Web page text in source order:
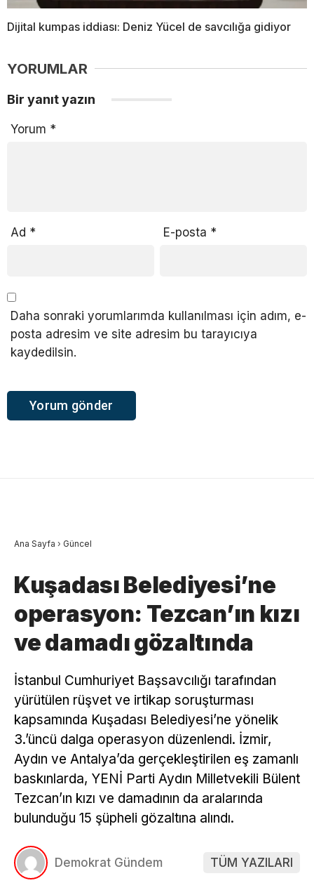
Dijital kumpas iddiası: Deniz Yücel de savcılığa gidiyor
YORUMLAR
Bir yanıt yazın
Yorum *
Ad * E-posta *
Daha sonraki yorumlarımda kullanılması için adım, e-
posta adresim ve site adresim bu tarayıcıya
kaydedilsin.
Ana Sayfa › Güncel
Kuşadası Belediyesi’ne
operasyon: Tezcan’ın kızı
ve damadı gözaltında
İstanbul Cumhuriyet Başsavcılığı tarafından
yürütülen rüşvet ve irtikap soruşturması
kapsamında Kuşadası Belediyesi’ne yönelik
3.’üncü dalga operasyon düzenlendi. İzmir,
Aydın ve Antalya’da gerçekleştirilen eş zamanlı
baskınlarda, YENİ Parti Aydın Milletvekili Bülent
Tezcan’ın kızı ve damadının da aralarında
bulunduğu 15 şüpheli gözaltına alındı.
Demokrat Gündem TÜM YAZILARI